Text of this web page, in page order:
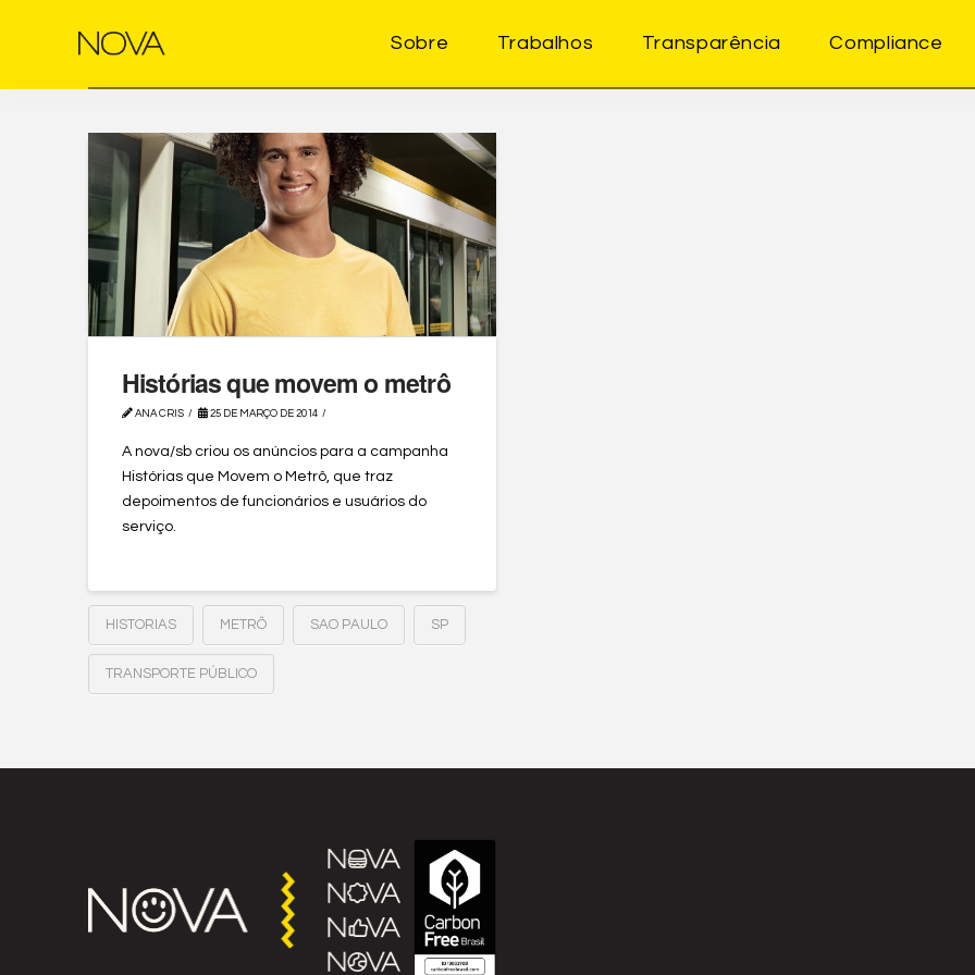
Sobre Trabalhos Transparência Compliance
Histórias que movem o metrô
ANA CRIS 25 DE MARÇO DE 2014
A nova/sb criou os anúncios para a campanha
Histórias que Movem o Metrô, que traz
depoimentos de funcionários e usuários do
serviço.
HISTORIAS METRÔ SAO PAULO SP
TRANSPORTE PÚBLICO